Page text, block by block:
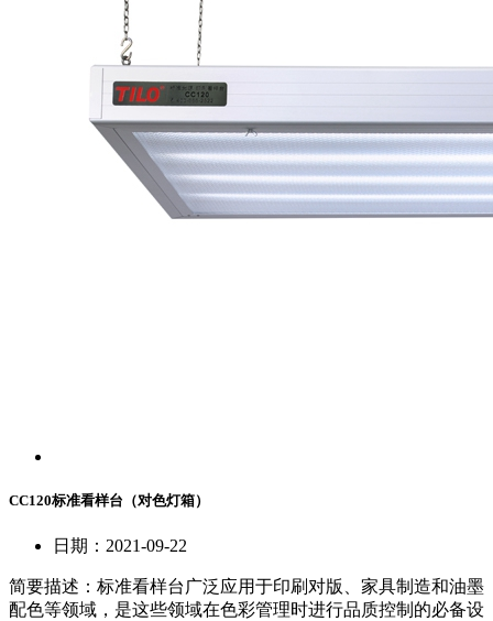
CC120标准看样台（对色灯箱）
日期：2021-09-22
简要描述： 标准看样台广泛应用于印刷对版、家具制造和油墨
配色等领域，是这些领域在色彩管理时进行品质控制的必备设